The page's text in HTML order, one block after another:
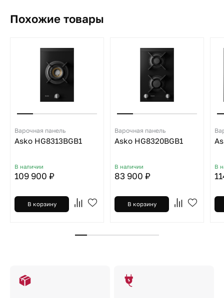
Похожие товары
Варочная панель
Asko HG8313BGB1
В наличии
109 900 ₽
В корзину
Варочная панель
Asko HG8320BGB1
В наличии
83 900 ₽
В корзину
В